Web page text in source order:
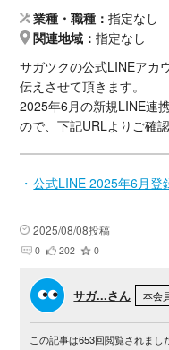
業種・職種
指定なし
関連地域
指定なし
サガツクの公式LINEアカ
伝えさせて頂きます。
2025年6月の新規LINE連
ので、下記URLよりご確
公式LINE 2025年6月登
2025/08/08投稿
0 202 0
サガ...さん 本会
この記事は653回閲覧されまし